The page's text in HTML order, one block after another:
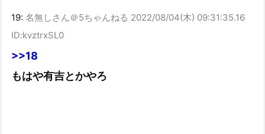
19: 名無しさん＠5ちゃんねる 2022/08/04(木) 09:31:35.16
ID:kvztrxSL0
>>18
もはや有吉とかやろ